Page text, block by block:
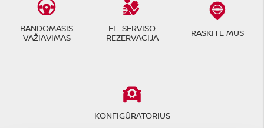
BANDOMASIS
VAŽIAVIMAS
EL. SERVISO
REZERVACIJA
RASKITE MUS
KONFIGŪRATORIUS